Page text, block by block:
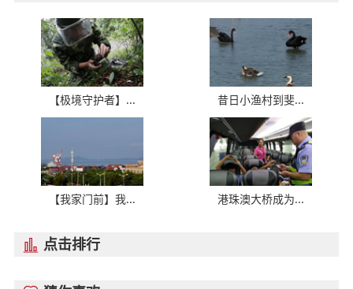
【极境守护者】... 昔日小渔村到斐...
【我家门前】我... 港珠澳大桥成为...
 点击排行